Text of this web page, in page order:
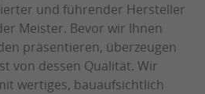
und führender Hersteller
Meister. Bevor wir Ihnen
präsentieren, überzeugen
von dessen Qualität. Wir
wertiges, bauaufsichtlich